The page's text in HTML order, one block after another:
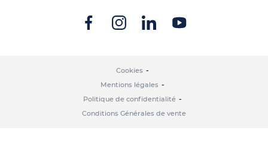
Cookies
Mentions légales
Politique de confidentialité
Conditions Générales de vente